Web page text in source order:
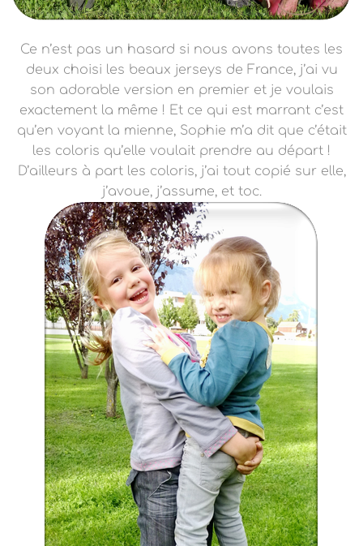
Ce n’est pas un hasard si nous avons toutes les
deux choisi les beaux jerseys de France, j’ai vu
son adorable version en premier et je voulais
exactement la même ! Et ce qui est marrant c’est
qu’en voyant la mienne, Sophie m’a dit que c’était
les coloris qu’elle voulait prendre au départ !
D’ailleurs à part les coloris, j’ai tout copié sur elle,
j’avoue, j’assume, et toc.